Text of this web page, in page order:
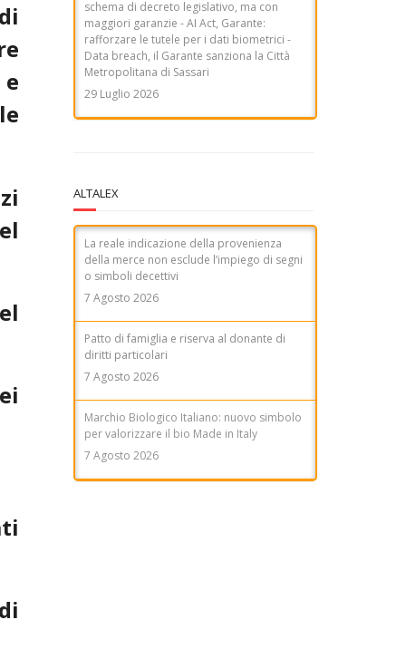
COMUNICATO STAMPA - Dal Garante
privacy stop ai deepfake satirici su Enrico
Mentana. Ammonita R.T.I. per alcuni video
di Striscia la Notizia
7 Agosto 2026
ALTALEX
La reale indicazione della provenienza
della merce non esclude l’impiego di segni
o simboli decettivi
7 Agosto 2026
Patto di famiglia e riserva al donante di
diritti particolari
7 Agosto 2026
Marchio Biologico Italiano: nuovo simbolo
per valorizzare il bio Made in Italy
7 Agosto 2026